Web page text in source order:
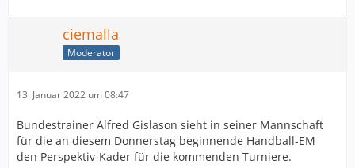
ciemalla
Moderator
13. Januar 2022 um 08:47
Bundestrainer Alfred Gislason sieht in seiner Mannschaft
für die an diesem Donnerstag beginnende Handball-EM
den Perspektiv-Kader für die kommenden Turniere.